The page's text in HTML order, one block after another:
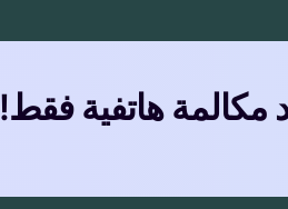
مكالمة هاتفية فقط!